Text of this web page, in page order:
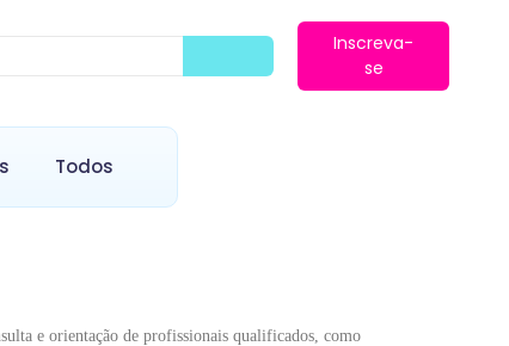
Inscreva-
se
Todos
e orientação de profissionais qualificados, como